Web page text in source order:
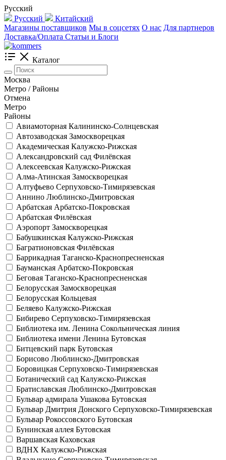
Русский
Русский
Китайский
Магазины поставщиков Мы в соцсетях О нас Для партнеров
Доставка/Оплата Статьи и Блоги
Каталог
Москва
Метро / Районы
Отмена
Метро
Районы
Авиамоторная Калининско-Солнцевская
Автозаводская Замоскворецкая
Академическая Калужско-Рижская
Александровский сад Филёвская
Алексеевская Калужско-Рижская
Алма-Атинская Замоскворецкая
Алтуфьево Серпуховско-Тимирязевская
Аннино Люблинско-Дмитровская
Арбатская Арбатско-Покровская
Арбатская Филёвская
Аэропорт Замоскворецкая
Бабушкинская Калужско-Рижская
Багратионовская Филёвская
Баррикадная Таганско-Краснопресненская
Бауманская Арбатско-Покровская
Беговая Таганско-Краснопресненская
Белорусская Замоскворецкая
Белорусская Кольцевая
Беляево Калужско-Рижская
Бибирево Серпуховско-Тимирязевская
Библиотека им. Ленина Сокольническая линия
Библиотека имени Ленина Бутовская
Битцевский парк Бутовская
Борисово Люблинско-Дмитровская
Боровицкая Серпуховско-Тимирязевская
Ботанический сад Калужско-Рижская
Братиславская Люблинско-Дмитровская
Бульвар адмирала Ушакова Бутовская
Бульвар Дмитрия Донского Серпуховско-Тимирязевская
Бульвар Рокоссовского Бутовская
Бунинская аллея Бутовская
Варшавская Каховская
ВДНХ Калужско-Рижская